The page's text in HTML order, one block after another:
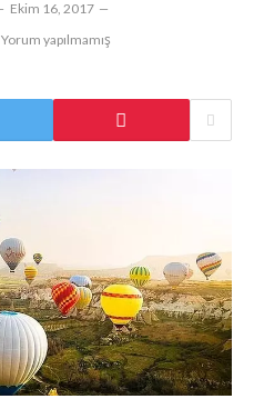
Ekim 16, 2017
Yorum yapılmamış